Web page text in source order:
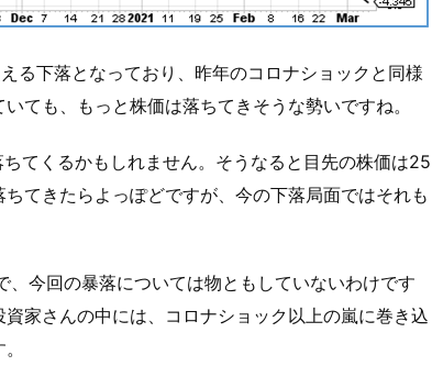
る下落となっており、昨年のコロナショックと同様
ても、もっと株価は落ちてきそうな勢いですね。
てくるかもしれません。そうなると目先の株価は25
てきたらよっぽどですが、今の下落局面ではそれも
今回の暴落については物ともしていないわけです
家さんの中には、コロナショック以上の嵐に巻き込